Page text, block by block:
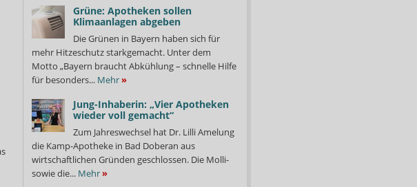
Grüne: Apotheken sollen
Klimaanlagen abgeben
Die Grünen in Bayern haben sich für
mehr Hitzeschutz starkgemacht. Unter dem
Motto „Bayern braucht Abkühlung – schnelle Hilfe
für besonders... Mehr»
Jung-Inhaberin: „Vier Apotheken
wieder voll gemacht“
Zum Jahreswechsel hat Dr. Lilli Amelung
die Kamp-Apotheke in Bad Doberan aus
wirtschaftlichen Gründen geschlossen. Die Molli-
sowie die... Mehr»